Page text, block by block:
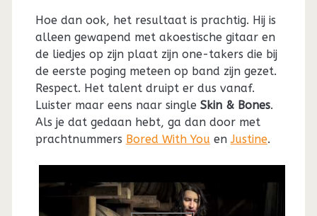
Hoe dan ook, het resultaat is prachtig. Hij is
alleen gewapend met akoestische gitaar en
de liedjes op zijn plaat zijn one-takers die bij
de eerste poging meteen op band zijn gezet.
Respect. Het talent druipt er dus vanaf.
Luister maar eens naar single Skin & Bones.
Als je dat gedaan hebt, ga dan door met
prachtnummers Bored With You enJustine.